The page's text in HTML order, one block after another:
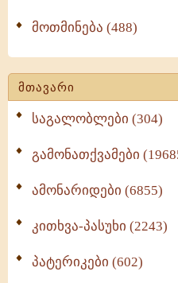
მოთმინება (488)
მთავარი
საგალობლები (304)
გამონათქვამები
ამონარიდები (6855)
კითხვა-პასუხი (2243)
პატერიკები (602)